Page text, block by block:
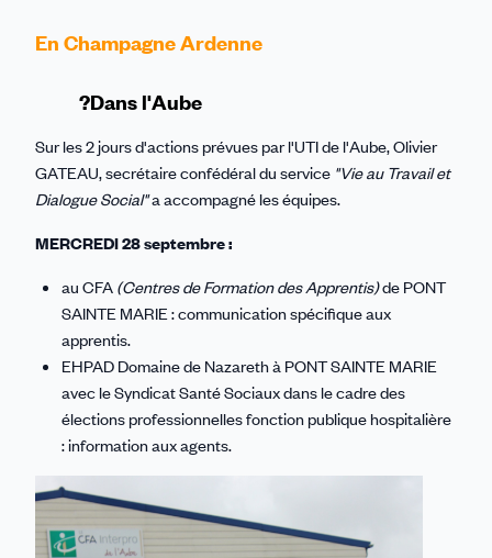
En Champagne Ardenne
?Dans l'Aube
Sur les 2 jours d'actions prévues par l'UTI de l'Aube, Olivier
GATEAU, secrétaire confédéral du service "Vie au Travail et
Dialogue Social"a accompagné les équipes.
MERCREDI 28 septembre :
au CFA (Centres de Formation des Apprentis)de PONT
SAINTE MARIE : communication spécifique aux
apprentis.
EHPAD Domaine de Nazareth à PONT SAINTE MARIE
avec le Syndicat Santé Sociaux dans le cadre des
élections professionnelles fonction publique hospitalière
: information auxagents.